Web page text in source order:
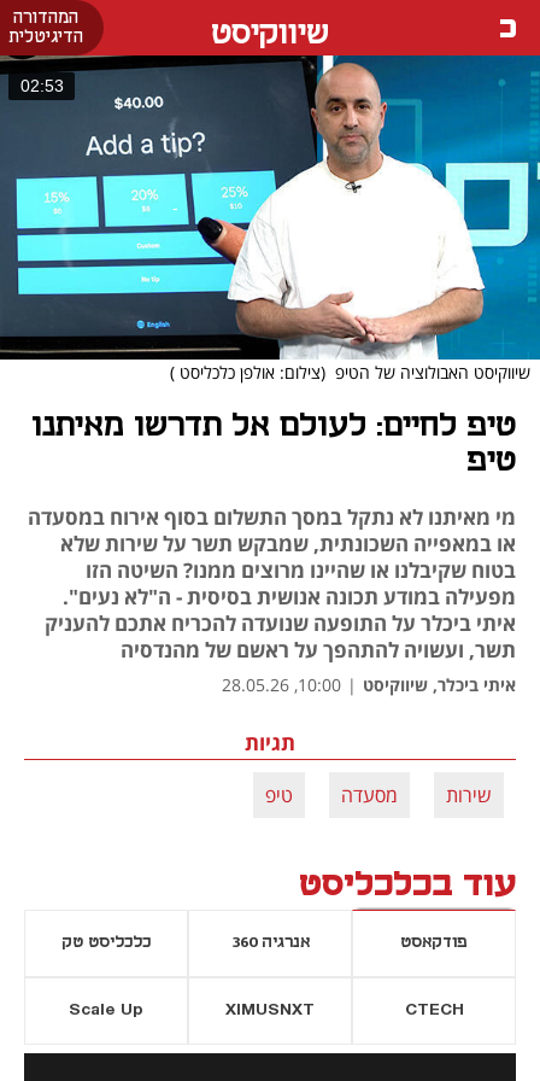
המהדורה
הדיגיטלית
שיווקיסט
02:53
שיווקיסט האבולוציה של הטיפ (צילום: אולפן כלכליסט )
טיפ לחיים: לעולם אל תדרשו מאיתנו
טיפ
מי מאיתנו לא נתקל במסך התשלום בסוף אירוח במסעדה
או במאפייה השכונתית, שמבקש תשר על שירות שלא
בטוח שקיבלנו או שהיינו מרוצים ממנו? השיטה הזו
מפעילה במודע תכונה אנושית בסיסית - ה"לא נעים".
איתי ביכלר על התופעה שנועדה להכריח אתכם להעניק
תשר, ועשויה להתהפך על ראשם של מהנדסיה
איתי ביכלר, שיווקיסט |
10:00, 28.05.26
תגיות
שירות מסעדה טיפ
עוד בכלכליסט
פודקאסט אנרגיה 360 כלכליסט טק
CTECH
XIMUSNXT
Scale Up
נפתח בכרטיסייה חדשה חדשה